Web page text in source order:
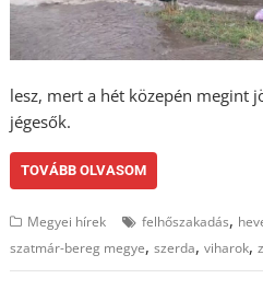
lesz, mert a hét közepén megint
jégesők.
TOVÁBB OLVASOM
Megyei hírek felhőszakadás,
szatmár-bereg megye,szerda,viharok,